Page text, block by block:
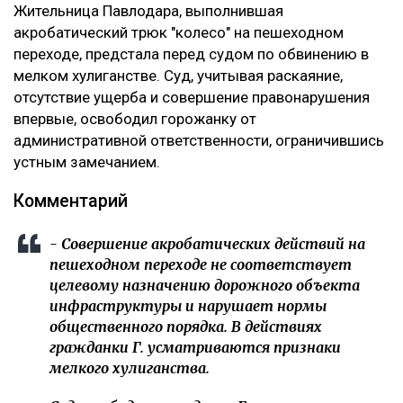
Жительница Павлодара, выполнившая
акробатический трюк "колесо" на пешеходном
переходе, предстала перед судом по обвинению в
мелком хулиганстве. Суд, учитывая раскаяние,
отсутствие ущерба и совершение правонарушения
впервые, освободил горожанку от
административной ответственности, ограничившись
устным замечанием.
Комментарий
- Совершение акробатических действий на
пешеходном переходе не соответствует
целевому назначению дорожного объекта
инфраструктуры и нарушает нормы
общественного порядка. В действиях
гражданки Г. усматриваются признаки
мелкого хулиганства.